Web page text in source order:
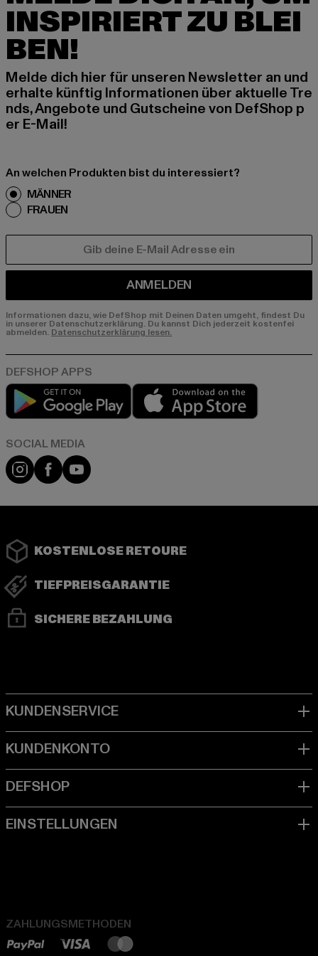
INSPIRIERT ZU BLEI
BEN!
Melde dich hier für unseren Newsletter an und
erhalte künftig Informationen über aktuelle Tre
nds, Angebote und Gutscheine von DefShop p
er E-Mail!
An welchen Produkten bist du interessiert?
MÄNNER
FRAUEN
ANMELDEN
Informationen dazu, wie DefShop mit Deinen Daten umgeht, findest Du
in unserer Datenschutzerklärung. Du kannst Dich jederzeit kostenfei
abmelden. Datenschutzerklärung lesen.
Play market
Instagram
FacebookYouTube
KOSTENLOSE RETOURE
TIEFPREISGARANTIE
SICHERE BEZAHLUNG
ZAHLUNGSMETHODEN